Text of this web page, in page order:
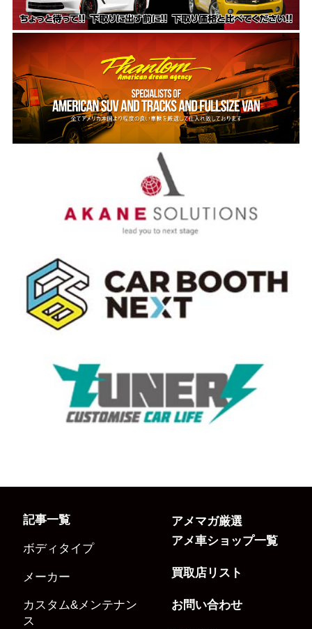
記事一覧
ボディタイプ
メーカー
カスタム&メンテナン
ス
アメマガ厳選
アメ車ショップ一覧
買取店リスト
お問い合わせ